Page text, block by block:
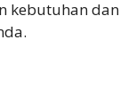
kebutuhan dan